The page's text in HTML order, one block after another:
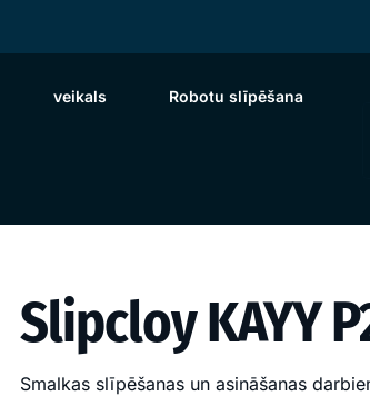
veikals Robotu slīpēšana
Slipcloy KAYY
Smalkas slīpēšanas un asināšanas